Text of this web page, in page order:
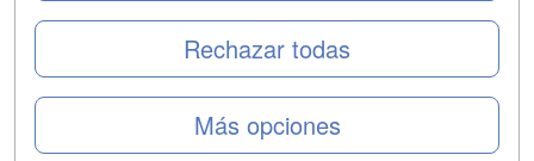
Más opciones
Rechazar todas